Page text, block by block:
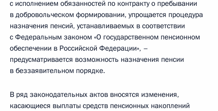
с исполнением обязанностей по контракту о пребывании
в добровольческом формировании, упрощается процедура
назначения пенсий, устанавливаемых в соответствии
с Федеральным законом «О государственном пенсионном
обеспечении в Российской Федерации», –
предусматривается возможность назначения пенсии
в беззаявительном порядке.
В ряд законодательных актов вносятся изменения,
касающиеся выплаты средств пенсионных накоплений